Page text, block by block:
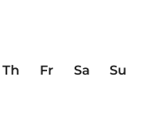
Th Fr Sa
Su